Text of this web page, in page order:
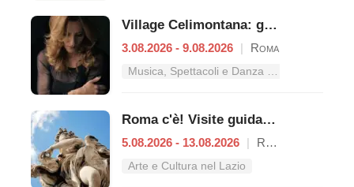
Village Celimontana: gli appuntamenti dal 3 al 9 agosto
3.08.2026 - 9.08.2026 | Roma
Roma c'è! Visite guidate (anche per bambini) dal 5 al 13 agosto 2026
5.08.2026 - 13.08.2026 | Roma
Arte e Cultura nel Lazio